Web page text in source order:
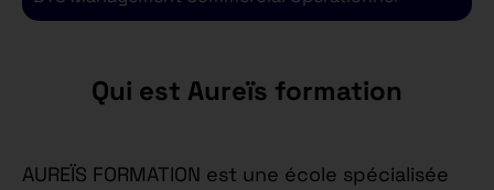
Qui est Aureïs formation
AUREÏS FORMATION est une école spécialisée